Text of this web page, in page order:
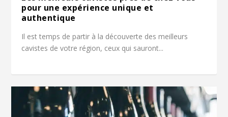
pour une expérience unique et
authentique
Il est temps de partir à la découverte des meilleurs
cavistes de votre région, ceux qui sauront...